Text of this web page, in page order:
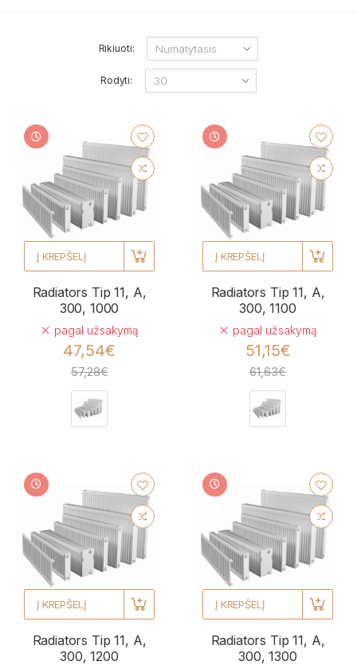
Rikiuoti:
Rodyti:
Į KREPŠELĮ
Radiators Tip 11, A,
300, 1000
pagal užsakymą
47,54€
57,28€
Į KREPŠELĮ
Radiators Tip 11, A,
300, 1100
pagal užsakymą
51,15€
61,63€
Į KREPŠELĮ
Radiators Tip 11, A,
300, 1200
Į KREPŠELĮ
Radiators Tip 11, A,
300, 1300